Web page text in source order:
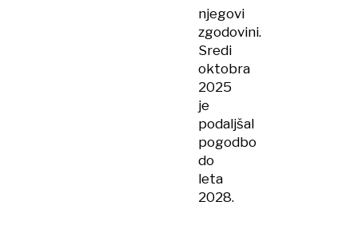
njegovi
zgodovini.
Sredi
oktobra
2025
je
podaljšal
pogodbo
do
leta
2028.